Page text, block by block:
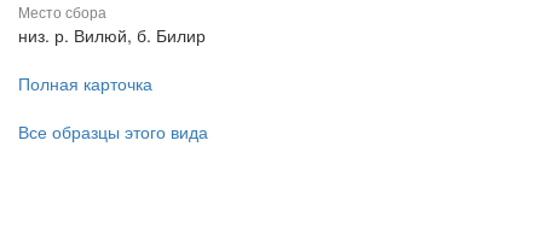
Место сбора
низ. р. Вилюй, б. Билир
Полная карточка
Все образцы этого вида